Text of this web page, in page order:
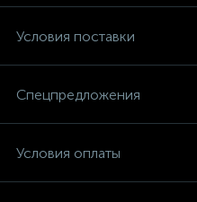
Условия поставки
Спецпредложения
Условия оплаты